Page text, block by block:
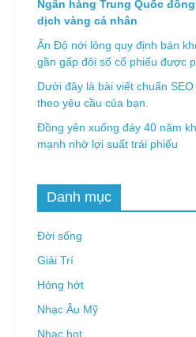
Ngân hàng Trung Quốc
dịch vàng cá nhân
Ấn Độ nới lỏng quy định bán
gần gấp đôi số cổ phiếu được
Dưới đây là bài viết chuẩn
theo yêu cầu của bạn.
Đồng yên xuống đáy 40 năm
mạnh nhờ lợi suất trái phiếu
Danh mục
Đời sống
Giải Trí
Hóng hớt
Nhạc Âu Mỹ
Nhạc hot